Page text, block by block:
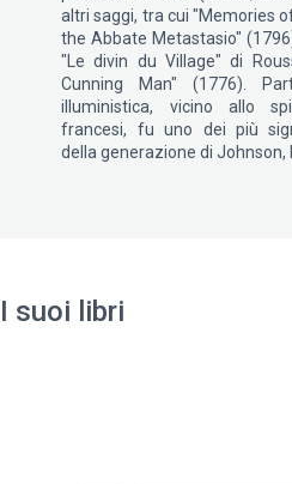
altri saggi, tra cui "Memories
the Abbate Metastasio"
"Le divin du Village" di
Cunning Man" (1776).
illuministica, vicino allo
francesi, fu uno dei più
della generazione di Johnson,
I suoi libri